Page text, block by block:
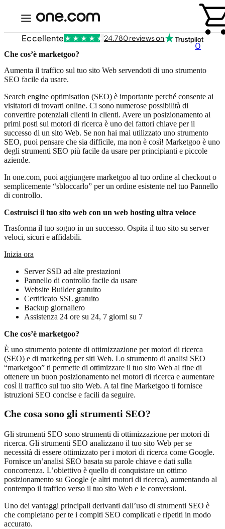
0
Eccellente 24.780 reviews on
Che cos’è marketgoo?
Aumenta il traffico sul tuo sito Web servendoti di uno strumento
SEO facile da usare.
Search engine optimisation (SEO) è importante perché consente ai
visitatori di trovarti online. Ci sono numerose possibilità di
convertire potenziali clienti in clienti. Avere un posizionamento ai
primi posti sui motori di ricerca è uno dei fattori chiave per il
successo di un sito Web. Se non hai mai utilizzato uno strumento
SEO, puoi pensare che sia difficile, ma non è così! Marketgoo è uno
degli strumenti SEO più facile da usare per principianti e piccole
aziende.
In one.com, puoi aggiungere marketgoo al tuo ordine al checkout o
semplicemente “sbloccarlo” per un ordine esistente nel tuo Pannello
di controllo.
Costruisci il tuo sito web con un web hosting ultra veloce
Trasforma il tuo sogno in un successo. Ospita il tuo sito su server
veloci, sicuri e affidabili.
Inizia ora
Server SSD ad alte prestazioni
Pannello di controllo facile da usare
Website Builder gratuito
Certificato SSL gratuito
Backup giornaliero
Assistenza 24 ore su 24, 7 giorni su 7
Che cos’è marketgoo?
È uno strumento potente di ottimizzazione per motori di ricerca
(SEO) e di marketing per siti Web. Lo strumento di analisi SEO
“marketgoo” ti permette di ottimizzare il tuo sito Web al fine di
ottenere un buon posizionamento nei motori di ricerca e aumentare
così il traffico sul tuo sito Web. A tal fine Marketgoo ti fornisce
istruzioni SEO concise e facili da seguire.
Che cosa sono gli strumenti SEO?
Gli strumenti SEO sono strumenti di ottimizzazione per motori di
ricerca. Gli strumenti SEO analizzano il tuo sito Web per se
necessità di essere ottimizzato per i motori di ricerca come Google.
Fornisce un’analisi SEO basata su parole chiave e dati sulla
concorrenza. L’obiettivo è quello di conquistare un ottimo
posizionamento su Google (e altri motori di ricerca), aumentando al
contempo il traffico verso il tuo sito Web e le conversioni.
Uno dei vantaggi principali derivanti dall’uso di strumenti SEO è
che completano per te i compiti SEO complicati e ripetiti in modo
accurato.